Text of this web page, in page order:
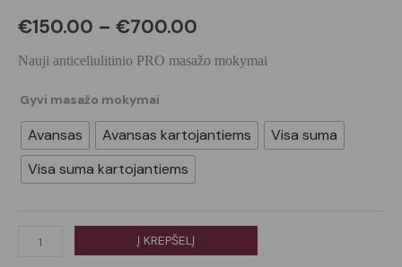
€150.00 – €700.00
Nauji anticeliulitinio PRO masažo mokymai
Gyvi masažo mokymai
Avansas Avansas kartojantiems
Visa suma
Visa suma kartojantiems
Į KREPŠELĮ